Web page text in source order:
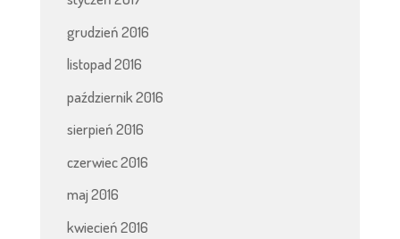
grudzień 2016
listopad 2016
październik 2016
sierpień 2016
czerwiec 2016
maj 2016
kwiecień 2016